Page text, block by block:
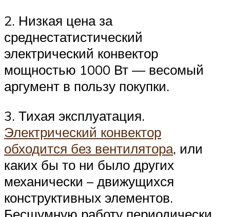
2. Низкая цена за
среднестатистический
электрический конвектор
мощностью 1000 Вт — весомый
аргумент в пользу покупки.
3. Тихая эксплуатация.
Электрический конвектор
обходится без вентилятора, или
каких бы то ни было других
механически – движущихся
конструктивных элементов.